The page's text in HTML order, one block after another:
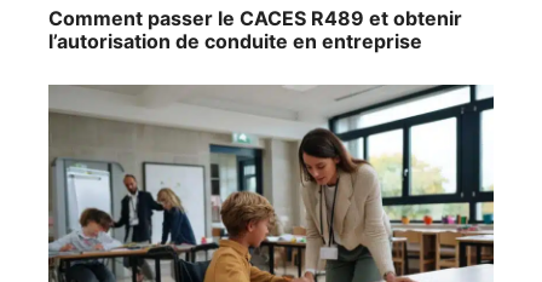
Comment passer le CACES R489 et obtenir
l’autorisation de conduite en entreprise